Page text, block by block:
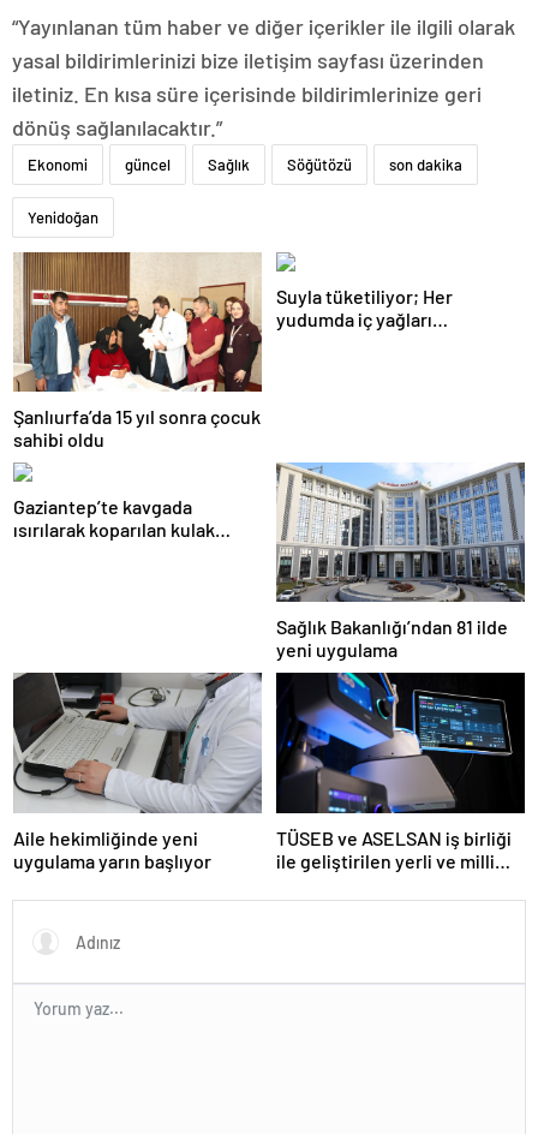
“Yayınlanan tüm haber ve diğer içerikler ile ilgili olarak
yasal bildirimlerinizi bize iletişim sayfası üzerinden
iletiniz. En kısa süre içerisinde bildirimlerinize geri
dönüş sağlanılacaktır.”
Ekonomi güncel Sağlık Söğütözü son dakika
Yenidoğan
Şanlıurfa’da 15 yıl sonra çocuk
sahibi oldu
Suyla tüketiliyor; Her
yudumda iç yağları
Gaziantep’te kavgada
ısırılarak koparılan kulak
Sağlık Bakanlığı’ndan 81 ilde
yeni uygulama
Aile hekimliğinde yeni
uygulama yarın başlıyor
TÜSEB ve ASELSAN iş birliği
ile geliştirilen yerli ve milli
tanıtıldı